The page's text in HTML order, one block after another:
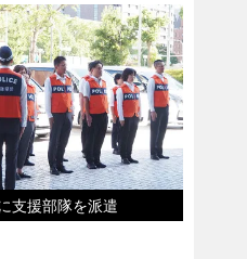
支援部隊を派遣